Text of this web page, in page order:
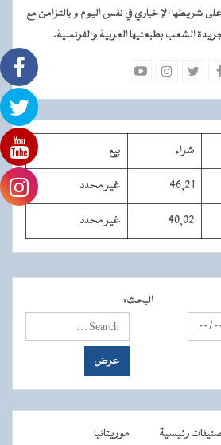
شريطها الإخباري في نفس اليوم و بالتزامن مع
الشعب بطبعتيها العربية والفرنسية.
شراء بيع
46,21 غير محدد
40,02 غير محدد
البحث:
رئيسية موريتانيا